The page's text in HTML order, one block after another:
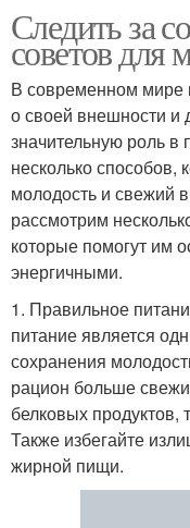
Следить за
советов для
В современном мире
о своей внешности и
значительную роль в
несколько способов,
молодость и свежий
рассмотрим
которые помогут им
энергичными.
1. Правильное
питание является
сохранения
рацион больше
белковых продуктов,
Также избегайте
жирной пищи.